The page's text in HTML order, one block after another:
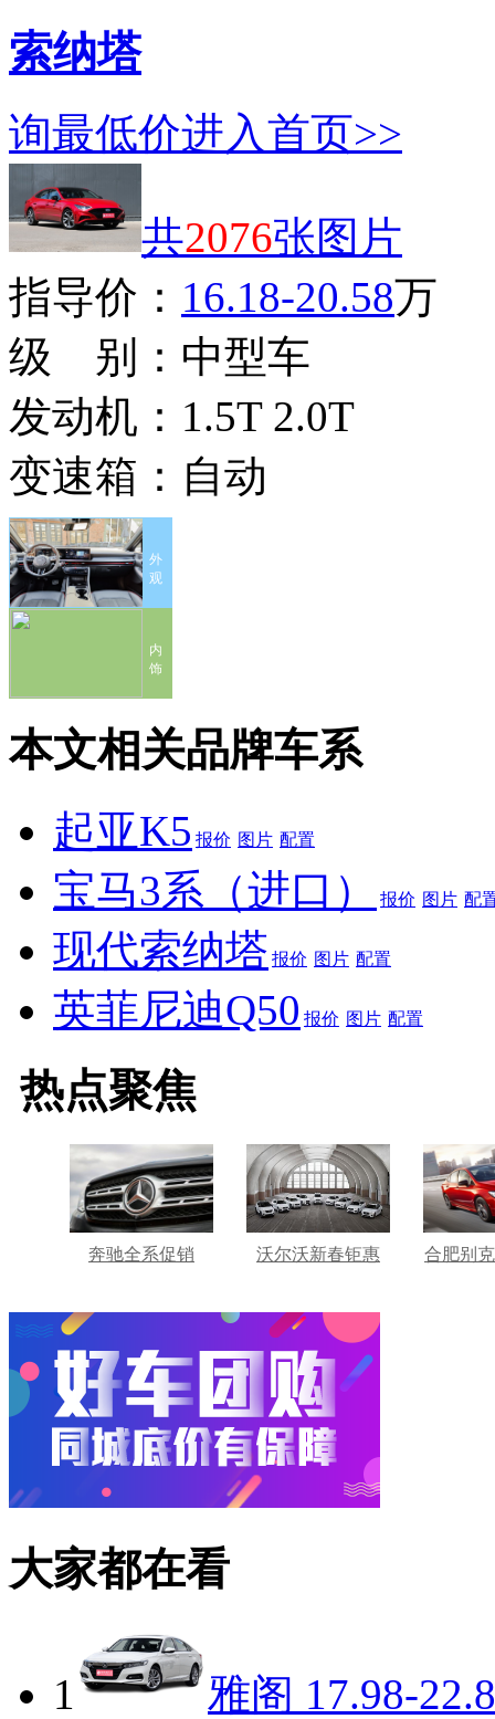
索纳塔
询最低价进入首页>>
共2076张图片
指导价： 16.18-20.58万
级 别： 中型车
发动机： 1.5T 2.0T
变速箱： 自动
外
观
内
饰
本文相关品牌车系
起亚K5 报价 图片 配置
宝马3系（进口） 报价 图片 配
现代索纳塔 报价 图片 配置
英菲尼迪Q50 报价 图片 配置
热点聚焦
奔驰全系促销 沃尔沃新春钜惠 合肥别
大家都在看
1 雅阁 17.98-